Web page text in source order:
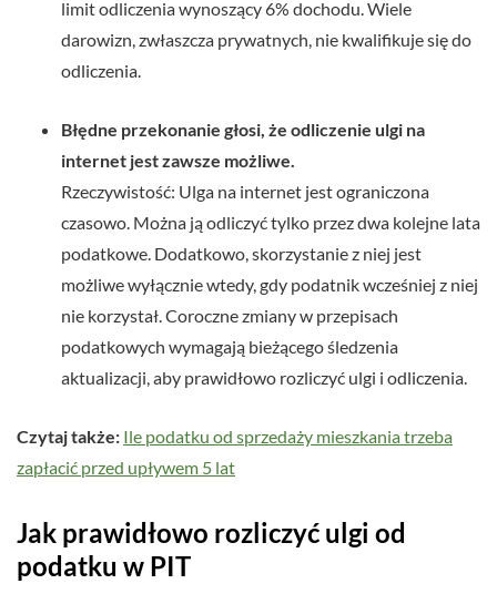
limit odliczenia wynoszący 6% dochodu. Wiele
darowizn, zwłaszcza prywatnych, nie kwalifikuje się do
odliczenia.
Błędne przekonanie głosi, że odliczenie ulgi na
internet jest zawsze możliwe.
Rzeczywistość: Ulga na internet jest ograniczona
czasowo. Można ją odliczyć tylko przez dwa kolejne lata
podatkowe. Dodatkowo, skorzystanie z niej jest
możliwe wyłącznie wtedy, gdy podatnik wcześniej z niej
nie korzystał. Coroczne zmiany w przepisach
podatkowych wymagają bieżącego śledzenia
aktualizacji, aby prawidłowo rozliczyć ulgi i odliczenia.
Czytaj także: Ile podatku od sprzedaży mieszkania trzeba
zapłacić przed upływem 5 lat
Jak prawidłowo rozliczyć ulgi od
podatku w PIT